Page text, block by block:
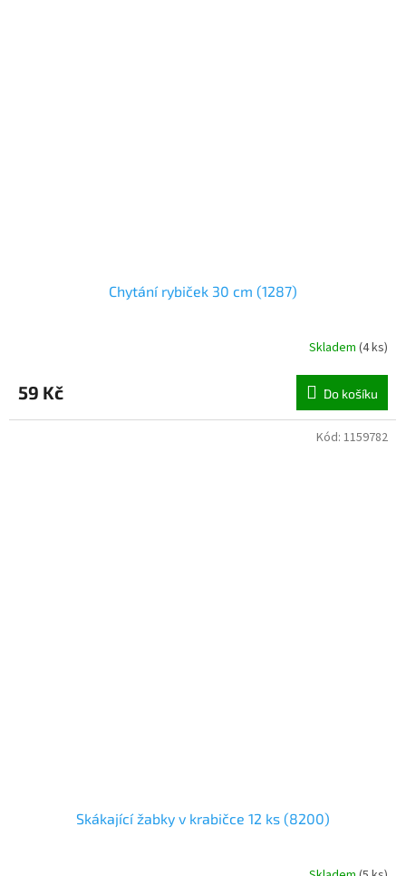
Chytání rybiček 30 cm (1287)
Skladem (4 ks)
59 Kč Do košíku
Skákající žabky v krabičce 12 ks (8200)
Kód: 1159782